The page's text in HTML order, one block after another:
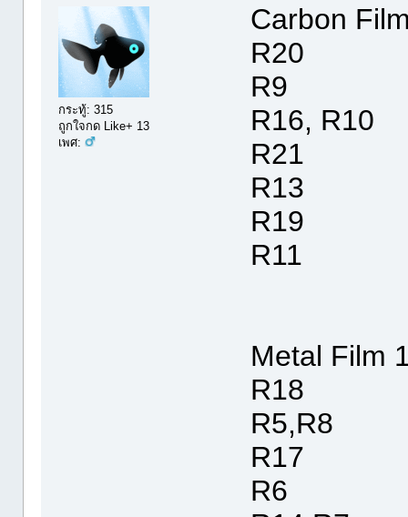
กระทู้: 315
ถูกใจกด Like+ 13
เพศ:
Carbon
R20
R9
R16,
R21
R13
R19
R11
Metal Film
R18
R5,R8
R17
R6